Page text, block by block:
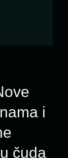
i
čuda